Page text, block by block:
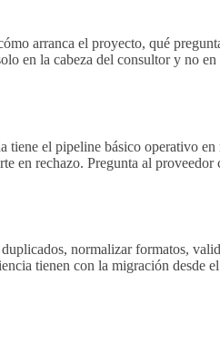
arranca el proyecto, qué
en la cabeza del consultor y no
el pipeline básico operativo en
en rechazo. Pregunta al proveedor
normalizar formatos,
tienen con la migración desde